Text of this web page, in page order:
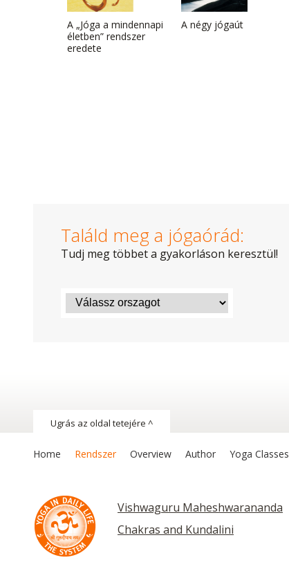
A „Jóga a mindennapi
életben” rendszer
eredete
A négy jógaút
Találd meg a jógaórád:
Tudj meg többet a gyakorláson keresztül!
Ugrás az oldal tetejére ^
Home Rendszer Overview Author Yoga Classes
Vishwaguru Maheshwarananda
Chakras and Kundalini